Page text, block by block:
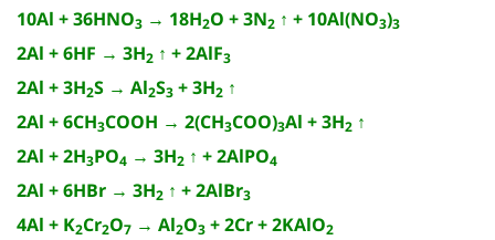
10Al + 36HNO3 → 18H2O + 3N2 ↑ + 10Al(NO3)3
2Al + 6HF → 3H2 ↑ + 2AlF3
2Al + 3H2S → Al2S3 + 3H2 ↑
2Al + 6CH3COOH → 2(CH3COO)3Al + 3H2 ↑
2Al + 2H3PO4 → 3H2 ↑ + 2AlPO4
2Al + 6HBr → 3H2 ↑ + 2AlBr3
4Al + K2Cr2O7 → Al2O3 + 2Cr + 2KAlO2